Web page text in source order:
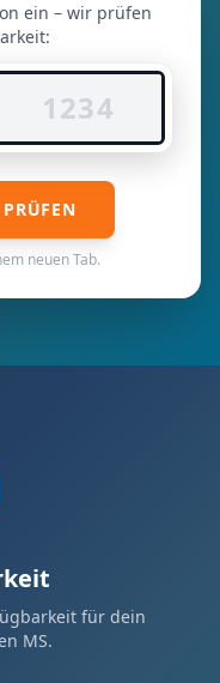
ein – wir prüfen
neuen Tab.
für dein
MS.